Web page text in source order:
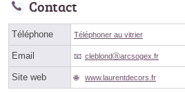
Contact
Téléphone Téléphoner au vitrier
Email cleblondⓐarcsogex.fr
Site web www.laurentdecors.fr